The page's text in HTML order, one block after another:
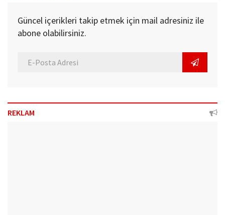
Güncel içerikleri takip etmek için mail adresiniz ile
abone olabilirsiniz.
REKLAM